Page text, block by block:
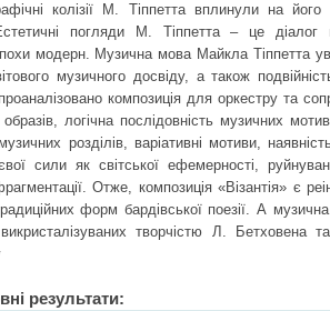
колізії М. Тіппетта вплинули на
погляди М. Тіппетта – це
модерн. Музична мова Майкла Тіппетта
музичного досвіду, а також
композиція для оркестру та
логічна послідовність музичних
розділів, варіативні мотиви,
сили як світської ефемерності,
Отже, композиція «Візантія» є
форм бардівської поезії. А
творчістю Л. Бетховена
результати: